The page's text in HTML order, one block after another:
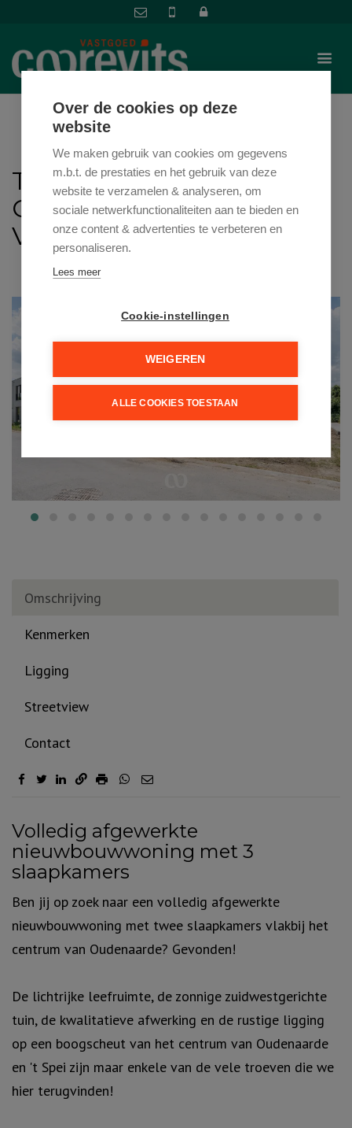
TONKINSTRAAT 18 , 9700
OUDENAARDE
VRAAGPRIJS: € 370.500
Omschrijving
Kenmerken
Ligging
Streetview
Contact
Omschrijving
Volledig afgewerkte
nieuwbouwwoning met 3
slaapkamers
Ben jij op zoek naar een volledig afgewerkte
nieuwbouwwoning met twee slaapkamers vlakbij het
centrum van Oudenaarde? Gevonden!
De lichtrijke leefruimte, de zonnige zuidwestgerichte
tuin, de kwalitatieve afwerking en de rustige ligging
op een boogscheut van het centrum van Oudenaarde
en 't Spei zijn maar enkele van de vele troeven die we
hier terugvinden!
Over de cookies op deze
website
We maken gebruik van cookies om gegevens
m.b.t. de prestaties en het gebruik van deze
website te verzamelen & analyseren, om
sociale netwerkfunctionaliteiten aan te bieden en
onze content & advertenties te verbeteren en
personaliseren.
Lees meer
Cookie-instellingen
WEIGEREN
ALLE COOKIES TOESTAAN